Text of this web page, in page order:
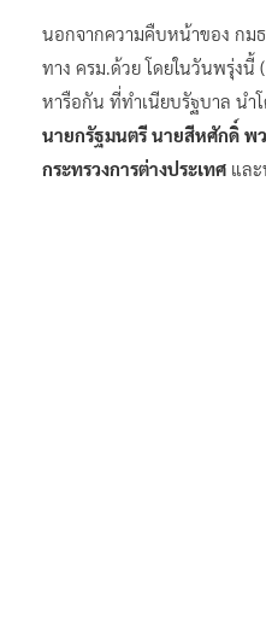
นอกจากความคืบหน้าของ กม
ทาง ครม.ด้วย โดยในวันพรุ่งนี้
หารือกัน ที่ทำเนียบรัฐบาล นำ
นายกรัฐมนตรี นายสีหศักดิ์ พ
กระทรวงการต่างประเทศ แล